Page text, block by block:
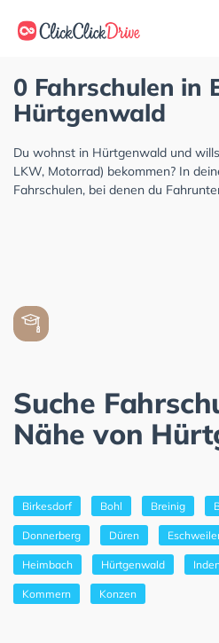
0 Fahrschulen in
Hürtgenwald
Du wohnst in Hürtgenwald und
LKW, Motorrad) bekommen? In
Fahrschulen, bei denen du
Suche
Nähe von
Birkesdorf Bohl Breinig
Donnerberg Düren
Heimbach Hürtgenwald
Kommern Konzen